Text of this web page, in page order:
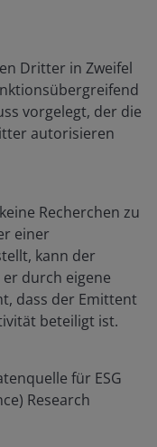
Dritter in Zweifel
vorgelegt, der die
autorisieren
Recherchen zu
einer
kann der
durch eigene
dass der Emittent
beteiligt ist.
für ESG
Research